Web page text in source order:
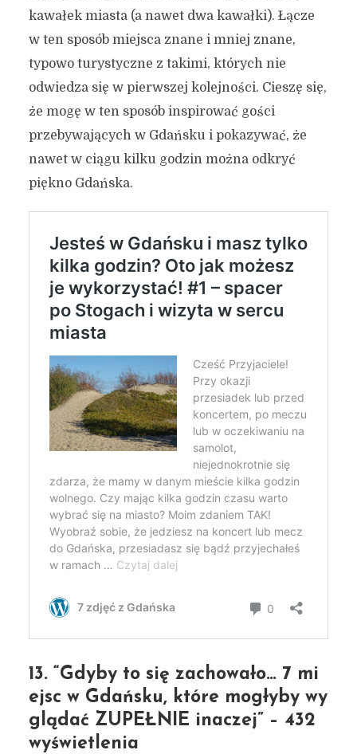
kawałek miasta (a nawet dwa kawałki). Łącze
w ten sposób miejsca znane i mniej znane,
typowo turystyczne z takimi, których nie
odwiedza się w pierwszej kolejności. Cieszę się,
że mogę w ten sposób inspirować gości
przebywających w Gdańsku i pokazywać, że
nawet w ciągu kilku godzin można odkryć
piękno Gdańska.
13. “Gdyby to się zachowało… 7 mi
ejsc w Gdańsku, które mogłyby wy
glądać ZUPEŁNIE inaczej” – 432
wyświetlenia